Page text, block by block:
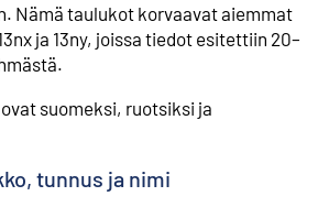
Nämä taulukot korvaavat aiemmat
ja 13ny, joissa tiedot esitettiin 20–
suomeksi, ruotsiksi ja
tunnus ja nimi